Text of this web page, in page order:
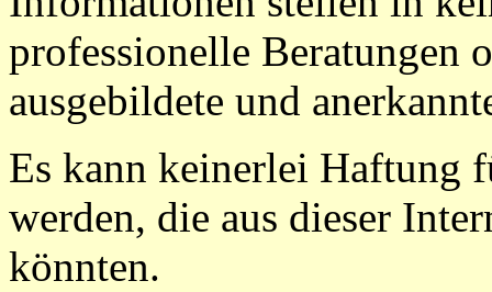
professionelle Beratungen
ausgebildete und
Es kann keinerlei Haftung
werden, die aus dieser
könnten.